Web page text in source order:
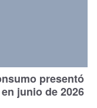
presentó
junio de 2026